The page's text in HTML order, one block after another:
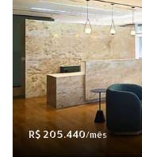
R$ 205.440/mês